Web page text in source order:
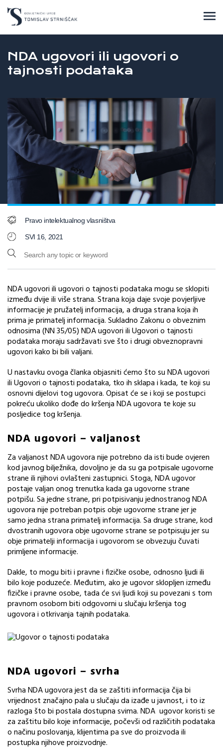
NDA ugovori ili ugovori o
tajnosti podataka
Pravo intelektualnog vlasništva
SVI 16, 2021
NDA ugovori ili ugovori o tajnosti podataka mogu se sklopiti
između dvije ili više strana. Strana koja daje svoje povjerljive
informacije je pružatelj informacija, a druga strana koja ih
prima je primatelj informacija. Sukladno Zakonu o obveznim
odnosima (NN 35/05) NDA ugovori ili Ugovori o tajnosti
podataka moraju sadržavati sve što i drugi obveznopravni
ugovori kako bi bili valjani.
U nastavku ovoga članka objasniti ćemo što su NDA ugovori
ili Ugovori o tajnosti podataka, tko ih sklapa i kada, te koji su
osnovni dijelovi tog ugovora. Opisat će se i koji se postupci
pokreću ukoliko dođe do kršenja NDA ugovora te koje su
posljedice tog kršenja.
NDA ugovori – valjanost
Za valjanost NDA ugovora nije potrebno da isti bude ovjeren
kod javnog bilježnika, dovoljno je da su ga potpisale ugovorne
strane ili njihovi ovlašteni zastupnici. Stoga, NDA ugovor
postaje valjan onog trenutka kada ga ugovorne strane
potpišu. Sa jedne strane, pri potpisivanju jednostranog NDA
ugovora nije potreban potpis obje ugovorne strane jer je
samo jedna strana primatelj informacija. Sa druge strane, kod
dvostranih ugovora obje ugovorne strane se potpisuju jer su
obje primatelji informacija i ugovorom se obvezuju čuvati
primljene informacije.
Dakle, to mogu biti i pravne i fizičke osobe, odnosno ljudi ili
bilo koje poduzeće. Međutim, ako je ugovor sklopljen između
fizičke i pravne osobe, tada će svi ljudi koji su povezani s tom
pravnom osobom biti odgovorni u slučaju kršenja tog
ugovora i otkrivanja tajnih podataka.
NDA ugovori – svrha
Svrha NDA ugovora jest da se zaštiti informacija čija bi
vrijednost značajno pala u slučaju da izađe u javnost, i to iz
razloga što bi postala dostupna svima. NDA ugovor koristi se
za zaštitu bilo koje informacije, počevši od različitih podataka
o načinu poslovanja, klijentima pa sve do proizvoda ili
postupka njihove proizvodnje.